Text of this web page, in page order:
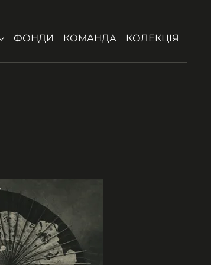
ФОНДИ КОМАНДА КОЛЕКЦІЯ